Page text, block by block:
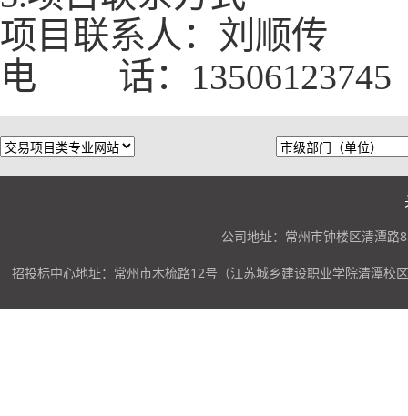
项目联系人：刘顺传
电
话： 13506123745
公司地址：常州市钟楼区清潭路
招投标中心地址：常州市木梳路12号（江苏城乡建设职业学院清潭校